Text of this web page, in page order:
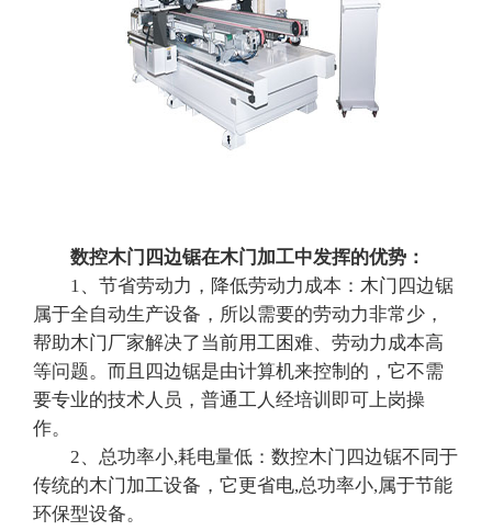
数控木门四边锯在木门加工中发挥的优势：
1、节省劳动力，降低劳动力成本：木门四边锯
属于全自动生产设备，所以需要的劳动力非常少，
帮助木门厂家解决了当前用工困难、劳动力成本高
等问题。而且四边锯是由计算机来控制的，它不需
要专业的技术人员，普通工人经培训即可上岗操
作。
2、总功率小,耗电量低：数控木门四边锯不同于
传统的木门加工设备，它更省电,总功率小,属于节能
环保型设备。